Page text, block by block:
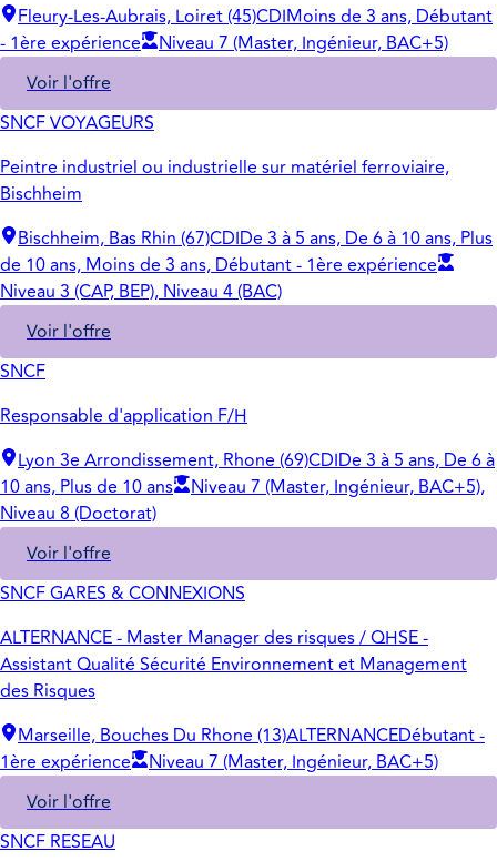
Fleury-Les-Aubrais, Loiret (45)CDIMoins de 3 ans, Débutant
- 1ère expérience
Niveau 7 (Master, Ingénieur, BAC+5)
Voir l'offre
SNCF VOYAGEURS
Peintre industriel ou industrielle sur matériel ferroviaire,
Bischheim
Bischheim, Bas Rhin (67)CDIDe 3 à 5 ans, De 6 à 10 ans, Plus
de 10 ans, Moins de 3 ans, Débutant - 1ère expérience
Niveau 3 (CAP, BEP), Niveau 4 (BAC)
Voir l'offre
SNCF
Responsable d'application F/H
Lyon 3e Arrondissement, Rhone (69)CDIDe 3 à 5 ans, De 6 à
10 ans, Plus de 10 ans
Niveau 7 (Master, Ingénieur, BAC+5),
Niveau 8 (Doctorat)
Voir l'offre
SNCF GARES & CONNEXIONS
ALTERNANCE - Master Manager des risques / QHSE -
Assistant Qualité Sécurité Environnement et Management
des Risques
Marseille, Bouches Du Rhone (13)ALTERNANCEDébutant -
1ère expérience
Niveau 7 (Master, Ingénieur, BAC+5)
Voir l'offre
SNCF RESEAU